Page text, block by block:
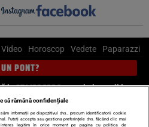
Video Horoscop Vedete Paparazzi
PONT?
la 0741226226 sau trimite mail la
să rămână confidențiale
informații pe dispozitivul dvs., precum identificatorii cookie
Puteți accepta sau gestiona preferințele dvs. făcând clic mai
legitim în orice moment pe pagina cu politica de